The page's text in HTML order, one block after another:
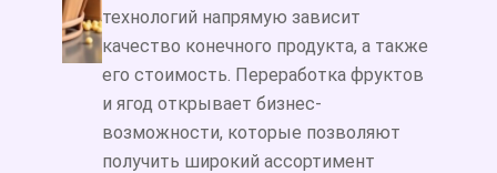
технологий напрямую зависит
качество конечного продукта, а также
его стоимость. Переработка фруктов
и ягод открывает бизнес-
возможности, которые позволяют
получить широкий ассортимент